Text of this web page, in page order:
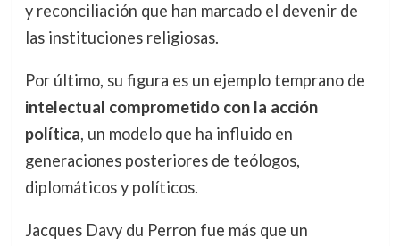
y reconciliación que han marcado el devenir de
las instituciones religiosas.
Por último, su figura es un ejemplo temprano de
intelectual comprometido con la acción
política, un modelo que ha influido en
generaciones posteriores de teólogos,
diplomáticos y políticos.
Jacques Davy du Perron fue más que un